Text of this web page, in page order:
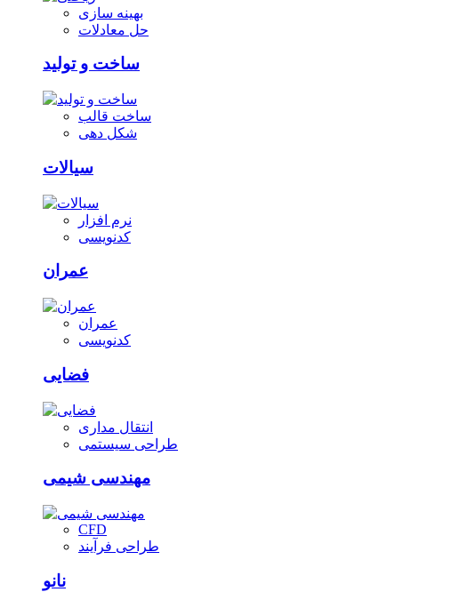
بهینه سازی
حل معادلات
ساخت و تولید
ساخت قالب
شکل دهی
سیالات
نرم افزار
کدنویسی
عمران
عمران
کدنویسی
فضایی
انتقال مداری
طراحی سیستمی
مهندسی شیمی
CFD
طراحی فرآیند
نانو